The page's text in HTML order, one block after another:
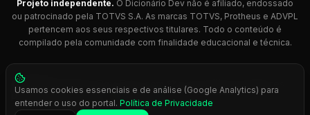
Projeto independente. O Dicionário Dev não é afiliado, endossado
ou patrocinado pela TOTVS S.A. As marcas TOTVS, Protheus e ADVPL
pertencem aos seus respectivos titulares. Todo o conteúdo é
compilado pela comunidade com finalidade educacional e técnica.
© 2026 Dicionário Dev. Feito com 💚 para desenvolvedores
Protheus.
Press Ctrl+K
Usamos cookies essenciais e de análise (Google Analytics) para
entender o uso do portal. Política de Privacidade